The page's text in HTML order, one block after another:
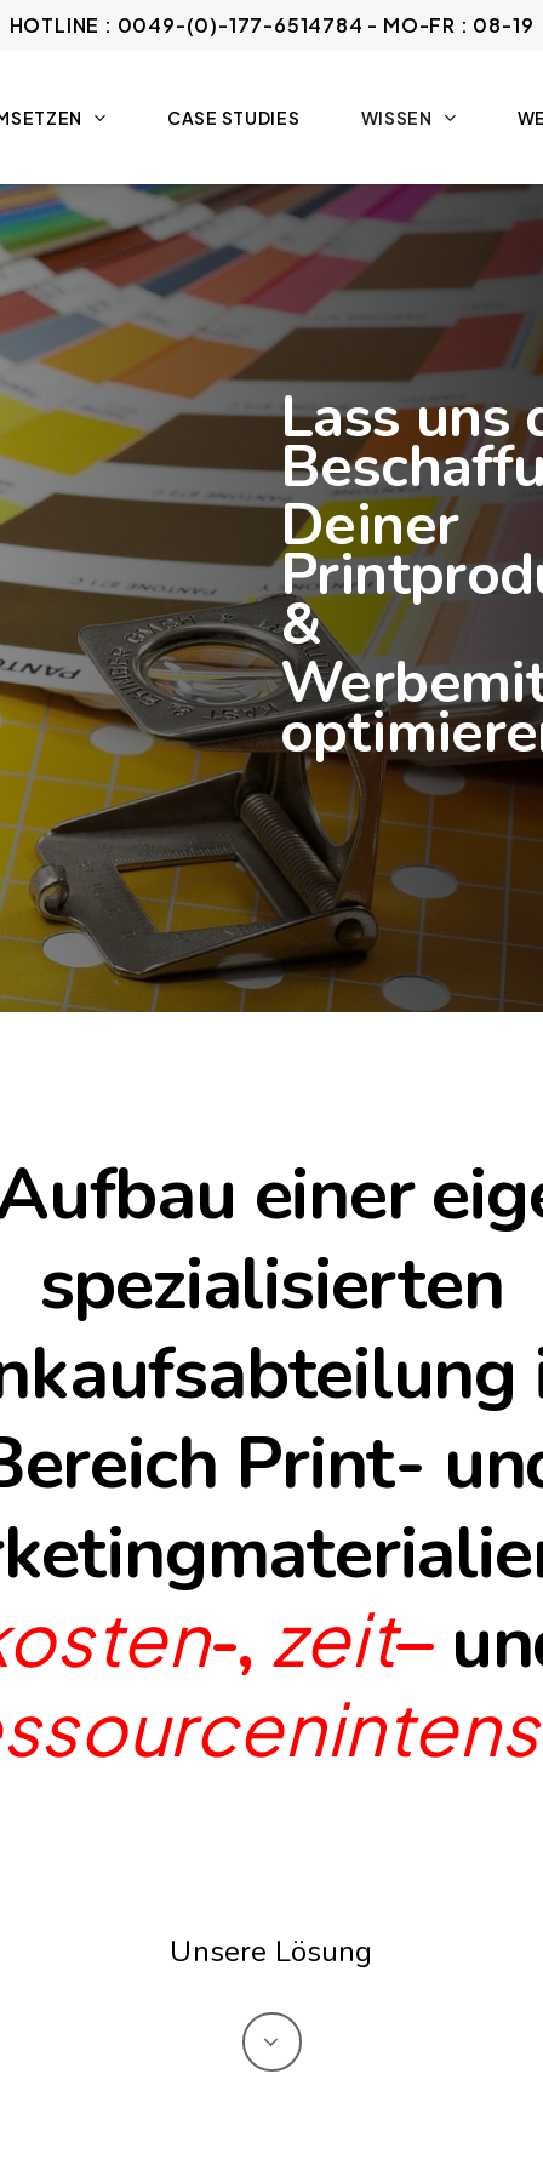
HOTLINE : 0049-(0)-177-6514784 - MO-FR : 08-19
CASE STUDIES WISSEN
Lass uns
Deiner
&
einer
spezialisierten
Print-
-, zeit–
Unsere Lösung
Navigate